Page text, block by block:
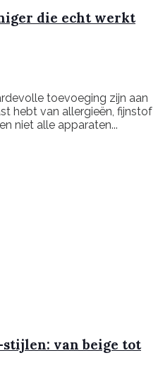
die echt werkt
toevoeging zijn aan
hebt van allergieën, fijnstof
niet alle apparaten...
van beige tot